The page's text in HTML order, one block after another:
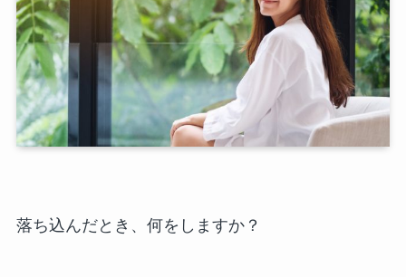
落ち込んだとき、何をしますか？